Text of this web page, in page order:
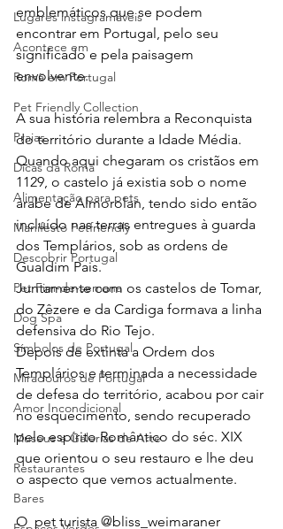
Lugares instagramáveis
Acontece em
Romã em Portugal
Pet Friendly Collection
Praias
Dicas da Romã
Alimentação para pets
Manifesto Petfriendly
Descobrir Portugal
Pet Fim-de-semana
Dog Spa
Símbolos de Portugal
Miradouros de Portugal
Amor Incondicional
Museus e Galerias de Arte
Restaurantes
Bares
emblemáticos que se podem
encontrar em Portugal, pelo seu
significado e pela paisagem
envolvente.
A sua história relembra a Reconquista
do território durante a Idade Média.
Quando aqui chegaram os cristãos em
1129, o castelo já existia sob o nome
árabe de Almorolan, tendo sido então
incluído nas terras entregues à guarda
dos Templários, sob as ordens de
Gualdim Pais.
Juntamente com os castelos de Tomar,
do Zêzere e da Cardiga formava a linha
defensiva do Rio Tejo.
Depois de extinta a Ordem dos
Templários e terminada a necessidade
de defesa do território, acabou por cair
no esquecimento, sendo recuperado
pelo espírito Romântico do séc. XIX
que orientou o seu restauro e lhe deu
o aspecto que vemos actualmente.
O  pet turista @bliss_weimaraner